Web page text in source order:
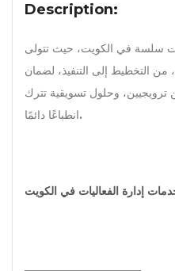
Description:
سلسة في الكويت، حيث تتولى
من التخطيط إلى التنفيذ، لضمان
ترويجيين، وحلول تسويقية تترك
انطباعًا دائمًا.
إدارة الفعاليات في الكويت
_____________________